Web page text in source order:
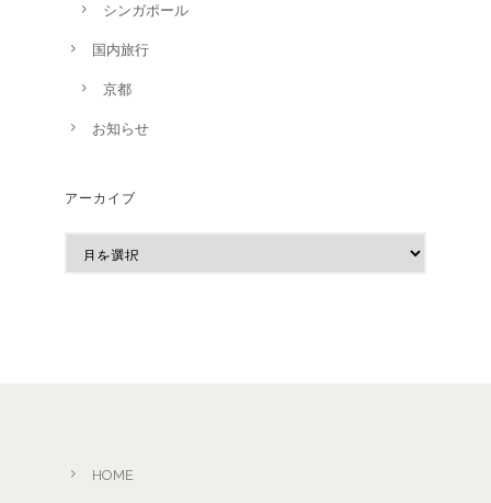
シンガポール
国内旅行
京都
お知らせ
アーカイブ
HOME